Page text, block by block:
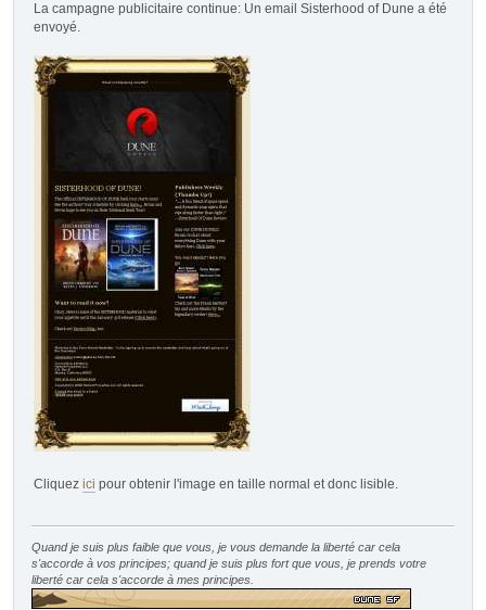
La campagne publicitaire continue: Un email Sisterhood of Dune a été
envoyé.
Cliquez ici pour obtenir l'image en taille normal et donc lisible.
Quand je suis plus faible que vous, je vous demande la liberté car cela
s'accorde à vos principes; quand je suis plus fort que vous, je prends votre
liberté car cela s'accorde à mes principes.